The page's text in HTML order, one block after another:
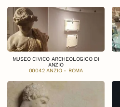
MUSEO CIVICO ARCHEOLOGICO DI
ANZIO
00042 ANZIO - ROMA